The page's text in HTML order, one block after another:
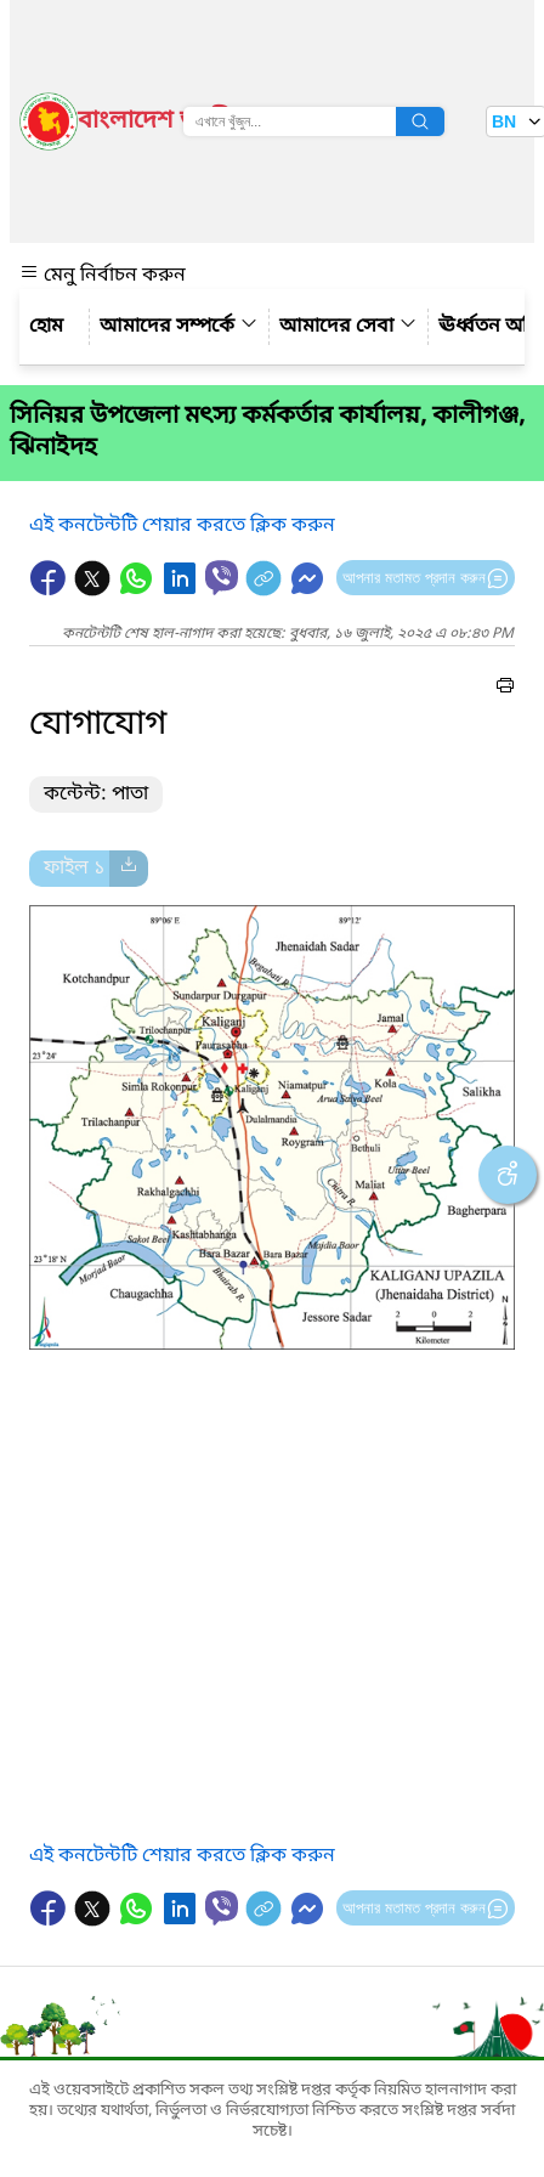
বাংলাদেশ জাতীয় তথ্য বাতায়ন BN
মেনু নির্বাচন করুন
আমাদের সম্পর্কে
আমাদের সেবা ঊর্ধ্বতন
সিনিয়র উপজেলা মৎস্য কর্মকর্তার কার্যালয়, কালীগঞ্জ,
ঝিনাইদহ
এই কনটেন্টটি শেয়ার করতে ক্লিক করুন
আপনার মতামত প্রদান করুন
কনটেন্টটি শেষ হাল-নাগাদ করা হয়েছে: বুধবার, ১৬ জুলাই, ২০২৫ এ ০৮:৪৩ PM
যোগাযোগ
কন্টেন্ট: পাতা
ফাইল ১
এই কনটেন্টটি শেয়ার করতে ক্লিক করুন
আপনার মতামত প্রদান করুন
এই ওয়েবসাইটে প্রকাশিত সকল তথ্য সংশ্লিষ্ট দপ্তর কর্তৃক নিয়মিত হালনাগাদ করা
হয়। তথ্যের যথার্থতা, নির্ভুলতা ও নির্ভরযোগ্যতা নিশ্চিত করতে সংশ্লিষ্ট দপ্তর সর্বদা
সচেষ্ট।